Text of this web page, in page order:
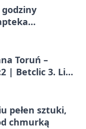
Toruń –
| Betclic 3. Liga
pełen sztuki,
chmurką